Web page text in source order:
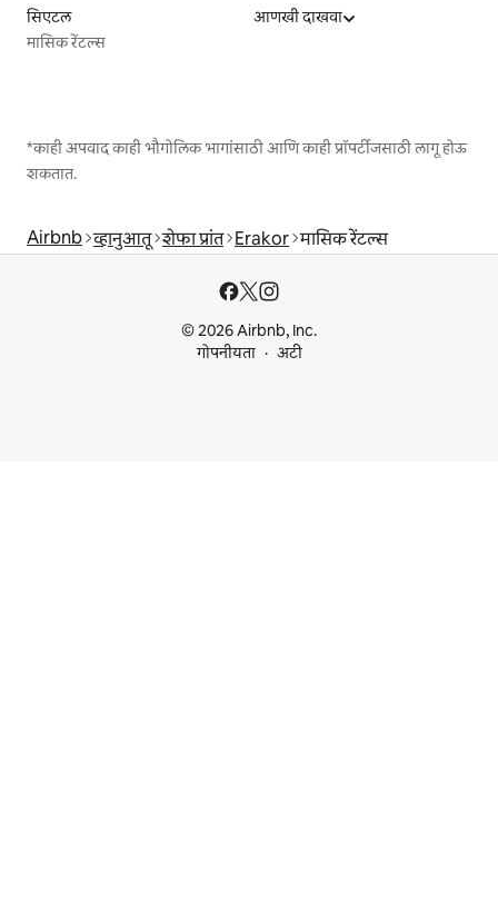
सिएटल
मासिक रेंटल्स
आणखी दाखवा
*काही अपवाद काही भौगोलिक भागांसाठी आणि काही प्रॉपर्टीजसाठी लागू होऊ
शकतात.
Airbnb व्हानुआतू शेफा प्रांत Erakor मासिक रेंटल्स
© 2026 Airbnb, Inc.
गोपनीयता
अटी